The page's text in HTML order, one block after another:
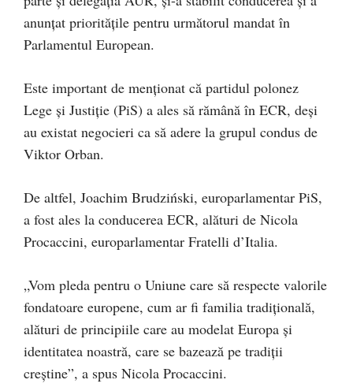
anunțat prioritățile pentru următorul mandat în
Parlamentul European.
Este important de menționat că partidul polonez
Lege și Justiție (PiS) a ales să rămână în ECR, deși
au existat negocieri ca să adere la grupul condus de
Viktor Orban.
De altfel, Joachim Brudziński, europarlamentar PiS,
a fost ales la conducerea ECR, alături de Nicola
Procaccini, europarlamentar Fratelli d’Italia.
„Vom pleda pentru o Uniune care să respecte valorile
fondatoare europene, cum ar fi familia tradițională,
alături de principiile care au modelat Europa și
identitatea noastră, care se bazează pe tradiții
creștine”, a spus Nicola Procaccini.